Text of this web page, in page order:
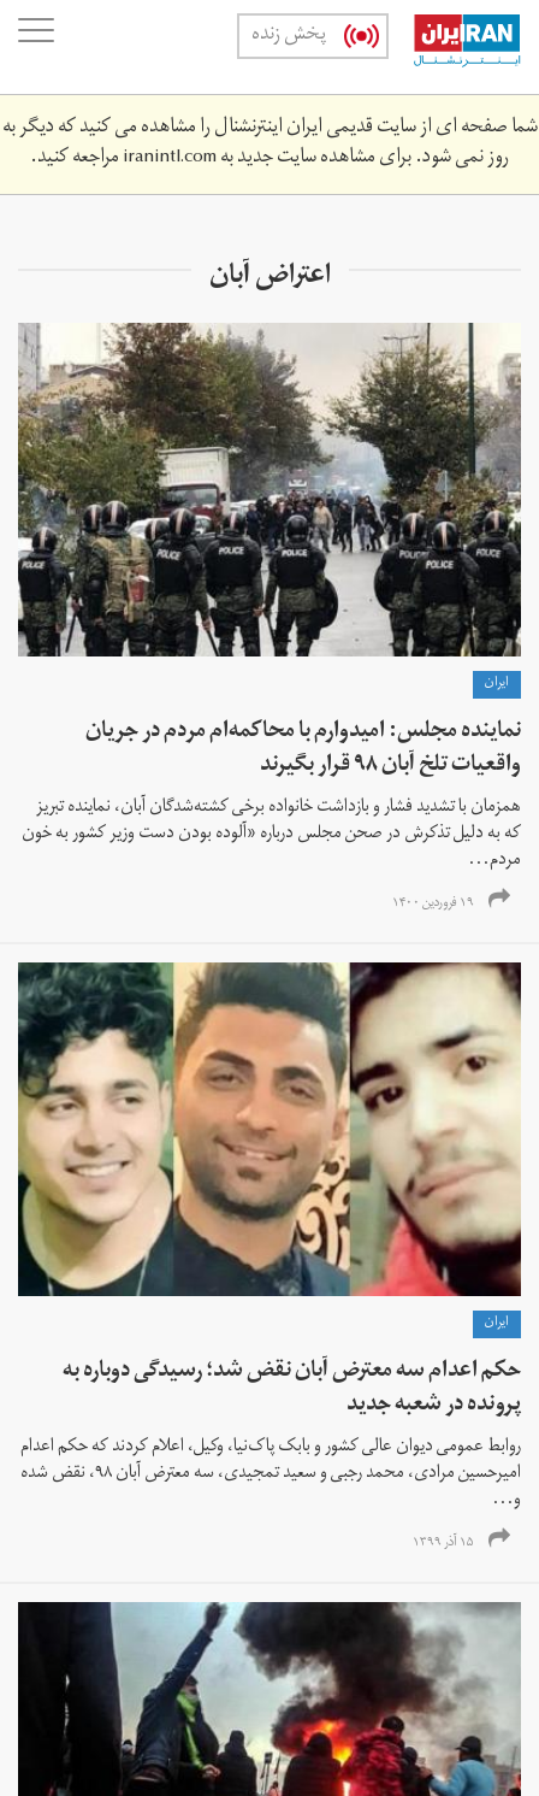
Skip
main
content
پخش زنده
شما صفحه ای از سایت قدیمی ایران اینترنشنال را مشاهده می کنید که دیگر به
روز نمی شود. برای مشاهده سایت جدید بهiranintl.comمراجعه کنید.
اعتراض آبان
ايران
نماینده مجلس: امیدوارم با محاکمه‌ام مردم در جریان
واقعیات تلخ آبان ۹۸ قرار بگیرند
همزمان با تشدید فشار و بازداشت‌ خانواده برخی کشته‌شدگان آبان، نماینده تبریز
که به دلیل تذکرش در صحن مجلس درباره «آلوده بودن دست وزیر کشور به خون
مردم...
۱۹ فروردین ۱۴۰۰
ايران
حکم اعدام سه معترض آبان نقض شد؛ رسیدگی دوباره به
پرونده در شعبه جدید
روابط عمومی دیوان عالی کشور و بابک پاک‌نیا، وکیل، اعلام کردند که حکم اعدام
امیرحسین مرادی، محمد رجبی و سعید تمجیدی، سه معترض آبان ۹۸، نقض شده
و...
۱۵ آذر ۱۳۹۹